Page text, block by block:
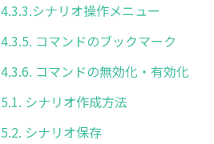
4.3.3.シナリオ操作メニュー
4.3.5. コマンドのブックマーク
4.3.6. コマンドの無効化・有効化
5.1. シナリオ作成方法
5.2. シナリオ保存